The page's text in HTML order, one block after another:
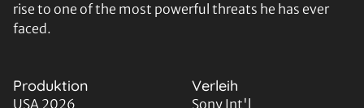
rise to one of the most powerful threats he has ever
faced.
Produktion
USA 2026
Verleih
Sony Int'l